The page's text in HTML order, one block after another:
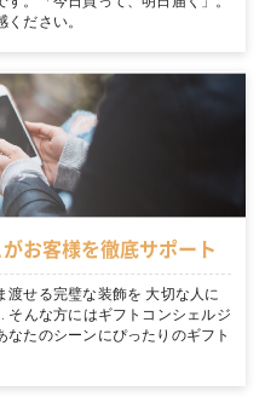
ださい。
お客様を徹底サポート
せる完璧な装飾を 大切な人に
んな方にはギフトコンシェルジ
なたのシーンにぴったりのギフト